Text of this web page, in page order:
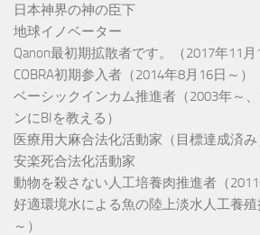
日本神界の神の臣下
地球イノベーター
Qanon最初期拡散者です。（2017年11月
COBRA初期参入者（2014年8月16日～）
ベーシックインカム推進者（2003年～
ンにBIを教える）
医療用大麻合法化活動家（目標達成済み
安楽死合法化活動家
動物を殺さない人工培養肉推進者（2011
好適環境水による魚の陸上淡水人工養殖
～）